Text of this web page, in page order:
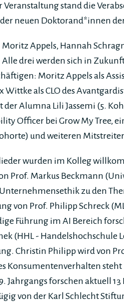
stand die
neuen Doktorand*innen
Appels, Hannah
drei werden sich in
Moritz Appels als
Wittke als CLO des
Alumna Lili Jassemi (5.
Officer bei Grow My Tree,
und weiteren
wurden im Kolleg
Prof. Markus Beckmann
zu den
von Prof. Philipp Schreck
Führung im AI Bereich
(HHL - Handelshochschule
Christin Philipp wird von
Konsumentenverhalten
Jahrgangs forschen aktuell
von der Karl Schlecht